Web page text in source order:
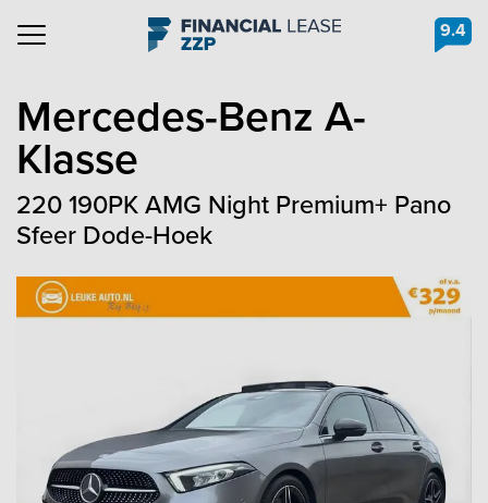
Navigation 9.4
Mercedes-Benz A-
Klasse
220 190PK AMG Night Premium+ Pano
Sfeer Dode-Hoek